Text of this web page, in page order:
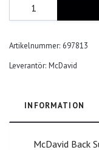
Artikelnummer: 697813
Leverantör: McDavid
INFORMATION
McDavid Back